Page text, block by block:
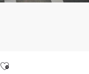
Ajouter aux